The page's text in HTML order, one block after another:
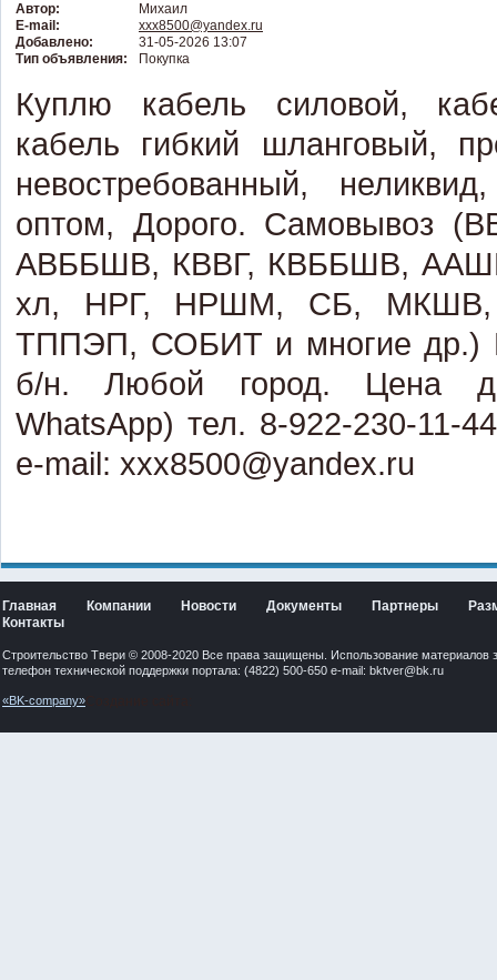
Автор:
Михаил
E-mail:
xxx8500@yandex.ru
Добавлено:
31-05-2026 13:07
Тип объявления:
Покупка
Куплю кабель силовой,
кабель гибкий шланговый,
невостребованный,
оптом, Дорого. Самовывоз
АВББШВ, КВВГ, КВББШВ,
хл, НРГ, НРШМ, СБ, МКШВ,
ТППЭП, СОБИТ и многие др.)
б/н. Любой город. Цена
WhatsApp) тел. 8-922-230-11-
e-mail: xxx8500@yandex.ru
Главная Компании Новости Документы Партнеры
Контакты
Строительство Твери © 2008-2020 Все права защищены. Использование материалов
телефон технической поддержки портала: (4822) 500-650 e-mail: bktver@bk.ru
«BK-company»